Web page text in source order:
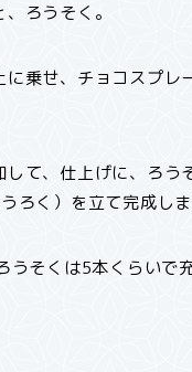
ろうそく。
に乗せ、チョコスプレ
して、仕上げに、ろう
ろく）を立て完成しま
うそくは5本くらいで